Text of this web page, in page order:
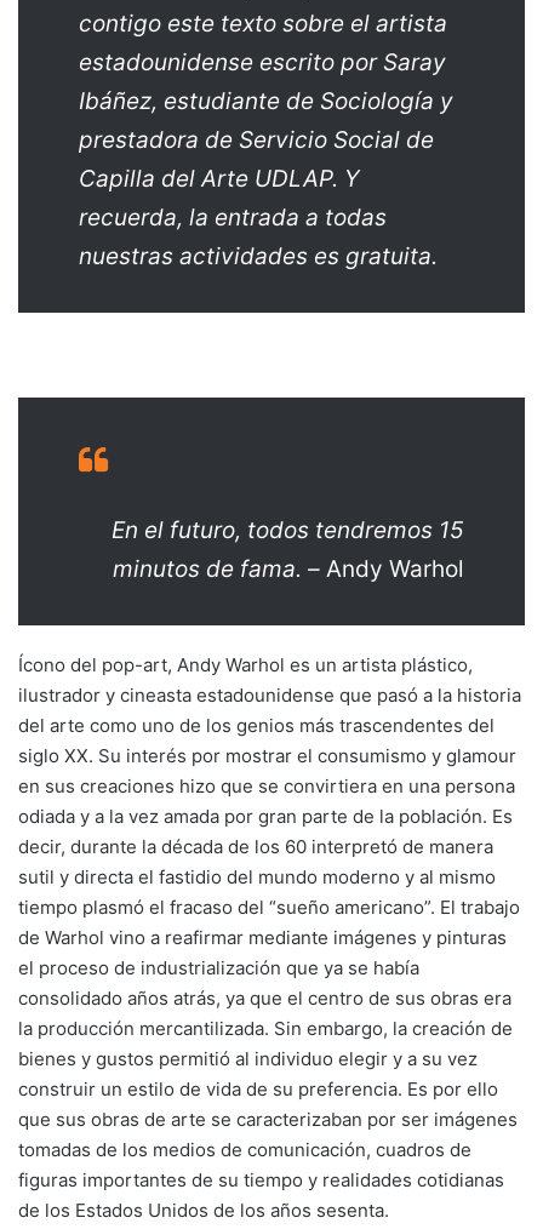
contigo este texto sobre el artista
estadounidense escrito por Saray
Ibáñez, estudiante de Sociología y
prestadora de Servicio Social de
Capilla del Arte UDLAP. Y
recuerda, la entrada a todas
nuestras actividades es gratuita.
En el futuro, todos tendremos 15
minutos de fama. – Andy Warhol
Ícono del pop-art, Andy Warhol es un artista plástico,
ilustrador y cineasta estadounidense que pasó a la historia
del arte como uno de los genios más trascendentes del
siglo XX. Su interés por mostrar el consumismo y glamour
en sus creaciones hizo que se convirtiera en una persona
odiada y a la vez amada por gran parte de la población. Es
decir, durante la década de los 60 interpretó de manera
sutil y directa el fastidio del mundo moderno y al mismo
tiempo plasmó el fracaso del “sueño americano”. El trabajo
de Warhol vino a reafirmar mediante imágenes y pinturas
el proceso de industrialización que ya se había
consolidado años atrás, ya que el centro de sus obras era
la producción mercantilizada. Sin embargo, la creación de
bienes y gustos permitió al individuo elegir y a su vez
construir un estilo de vida de su preferencia. Es por ello
que sus obras de arte se caracterizaban por ser imágenes
tomadas de los medios de comunicación, cuadros de
figuras importantes de su tiempo y realidades cotidianas
de los Estados Unidos de los años sesenta.